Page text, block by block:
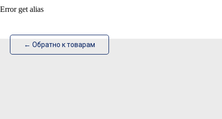
ИзотехПро
← Обратно к товарам
Error get alias